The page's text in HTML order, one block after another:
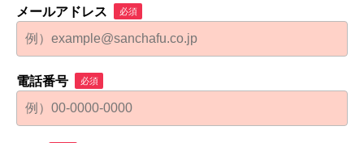
メールアドレス 必須
電話番号 必須